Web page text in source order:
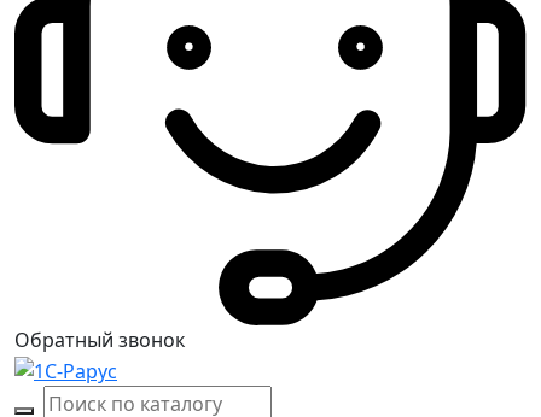
Обратный звонок